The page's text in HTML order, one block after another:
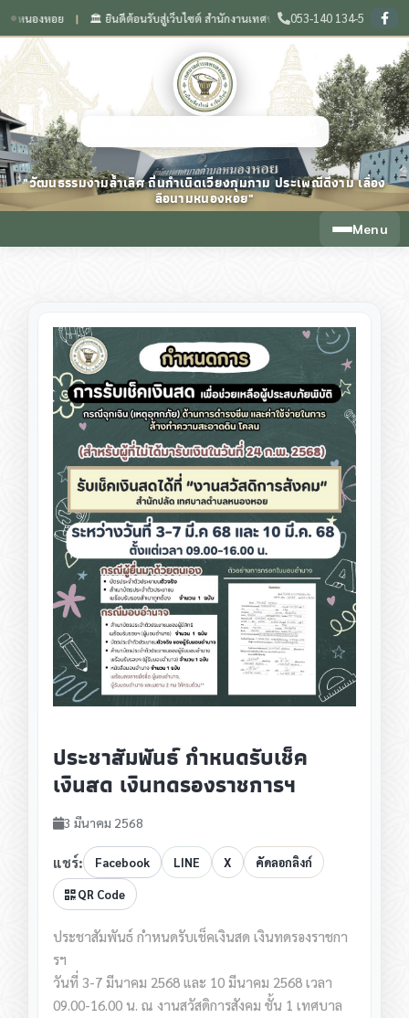
อย ❙ 🏛️ ยินดีต้อนรับสู่เว็บไซต์ สำนักงานเทศบาลตำบลหนองหอย จังหวัดเชียงใหม่
053-140 134-5
"วัฒนธรรมงามล้ำเลิศ ถิ่นกำเนิดเวียงกุมกาม ประเพณีดีงาม เลื่อง
ลือนามหนองหอย"
Menu
ประชาสัมพันธ์ กำหนดรับเช็ค
เงินสด เงินทดรองราชการฯ
3 มีนาคม 2568
แชร์: Facebook LINE X คัดลอกลิงก์
QR Code
ประชาสัมพันธ์ กำหนดรับเช็คเงินสด เงินทดรองราชกา
รฯ
วันที่ 3-7 มีนาคม 2568 และ 10 มีนาคม 2568 เวลา
09.00-16.00 น. ณ งานสวัสดิการสังคม ชั้น 1 เทศบาล